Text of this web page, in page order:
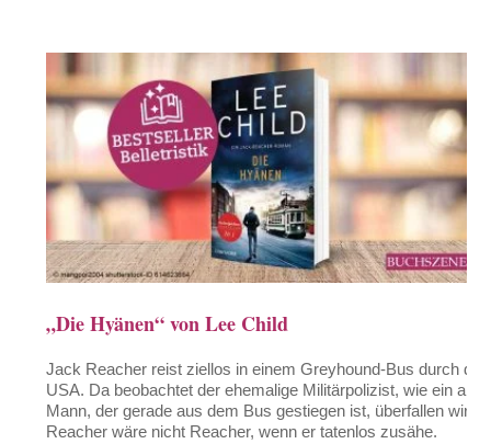
„Die Hyänen“ von Lee Child
Jack Reacher reist ziellos in einem Greyhound-Bus durch die
USA. Da beobachtet der ehemalige Militärpolizist, wie ein alter
Mann, der gerade aus dem Bus gestiegen ist, überfallen wird.
Reacher wäre nicht Reacher, wenn er tatenlos zusähe.